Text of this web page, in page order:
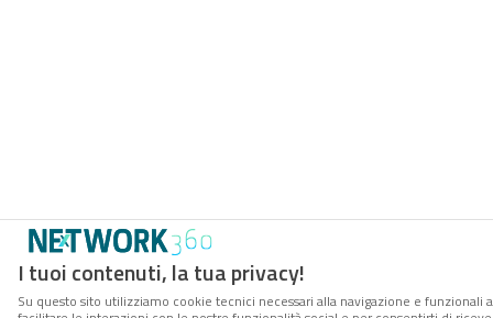
I tuoi contenuti, la tua privacy!
Su questo sito utilizziamo cookie tecnici necessari alla navigazione e